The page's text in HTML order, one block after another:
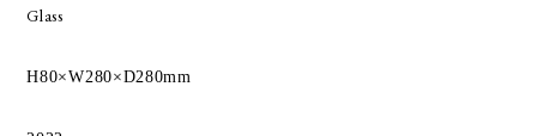
Glass
H80×W280×D280mm